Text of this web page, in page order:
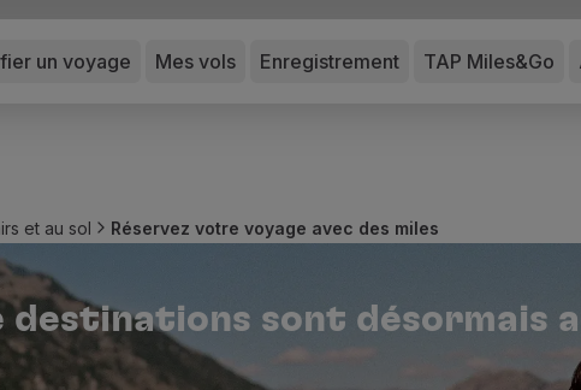
un voyage Mes vols Enregistrement TAP Miles&Go
et au sol Réservez votre voyage avec des miles
destinations sont désormais